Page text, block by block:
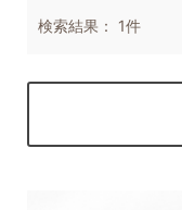
検索結果： 1件